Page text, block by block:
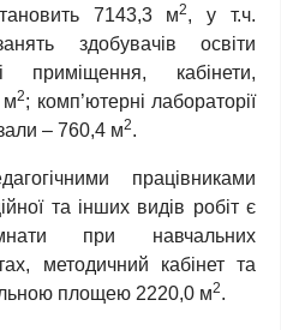
7143,3 м2, у т.ч.
здобувачів освіти
приміщення, кабінети,
м2; комп’ютерні лабораторії
– 760,4 м2.
працівниками
та інших видів робіт є
при навчальних
методичний кабінет та
площею 2220,0 м2.